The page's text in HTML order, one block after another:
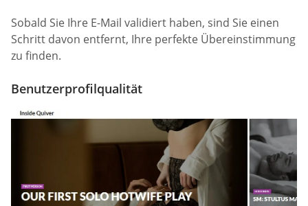
Sobald Sie Ihre E-Mail validiert haben, sind Sie einen
Schritt davon entfernt, Ihre perfekte Übereinstimmung
zu finden.
Benutzerprofilqualität